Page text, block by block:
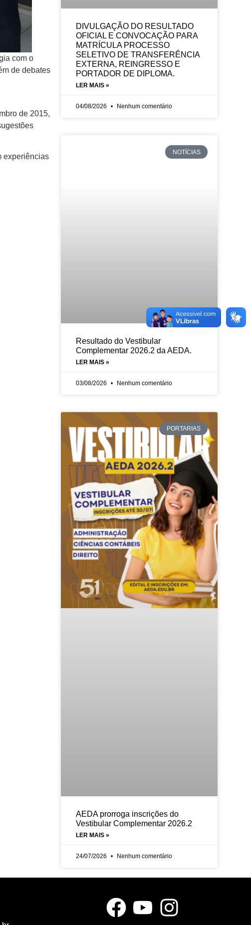
com o
de debates
de 2015,
experiências
DIVULGAÇÃO DO RESULTADO
OFICIAL E CONVOCAÇÃO PARA
MATRÍCULA PROCESSO
SELETIVO DE TRANSFERÊNCIA
EXTERNA, REINGRESSO E
PORTADOR DE DIPLOMA.
LER MAIS »
04/08/2026 Nenhum comentário
NOTÍCIAS
Resultado do Vestibular
Complementar 2026.2 da AEDA.
LER MAIS »
03/08/2026 Nenhum comentário
PORTARIAS
AEDA prorroga inscrições do
Vestibular Complementar 2026.2
LER MAIS »
24/07/2026 Nenhum comentário